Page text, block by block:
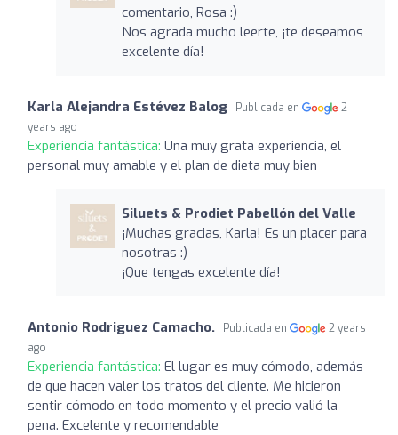
comentario, Rosa :)
Nos agrada mucho leerte, ¡te deseamos
excelente día!
Karla Alejandra Estévez Balog Publicada en
2
years ago
Experiencia fantástica: Una muy grata experiencia, el
personal muy amable y el plan de dieta muy bien
Siluets & Prodiet Pabellón del Valle
¡Muchas gracias, Karla! Es un placer para
nosotras :)
¡Que tengas excelente día!
Antonio Rodriguez Camacho. Publicada en
2 years
ago
Experiencia fantástica: El lugar es muy cómodo, además
de que hacen valer los tratos del cliente. Me hicieron
sentir cómodo en todo momento y el precio valió la
pena. Excelente y recomendable